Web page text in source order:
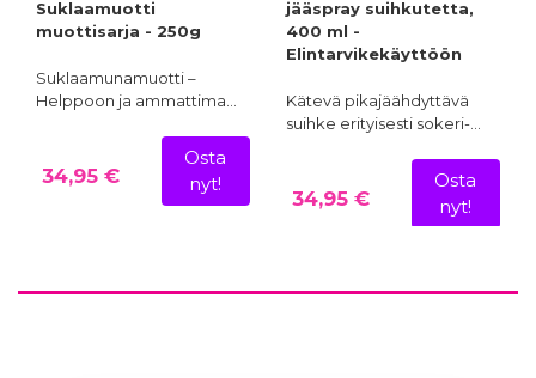
Suklaamuotti
muottisarja - 250g
Suklaamunamuotti –
Helppoon ja ammattima…
34,95 €
Osta
nyt!
jääspray suihkutetta,
400 ml -
Elintarvikekäyttöön
Kätevä pikajäähdyttävä
suihke erityisesti sokeri-…
34,95 €
Osta
nyt!